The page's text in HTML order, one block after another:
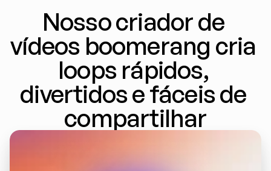
Nosso criador de
vídeos boomerang cria
loops rápidos,
divertidos e fáceis de
compartilhar